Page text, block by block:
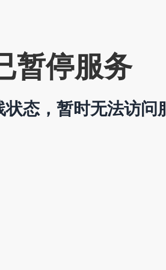
暂停服务
态，暂时无法访问